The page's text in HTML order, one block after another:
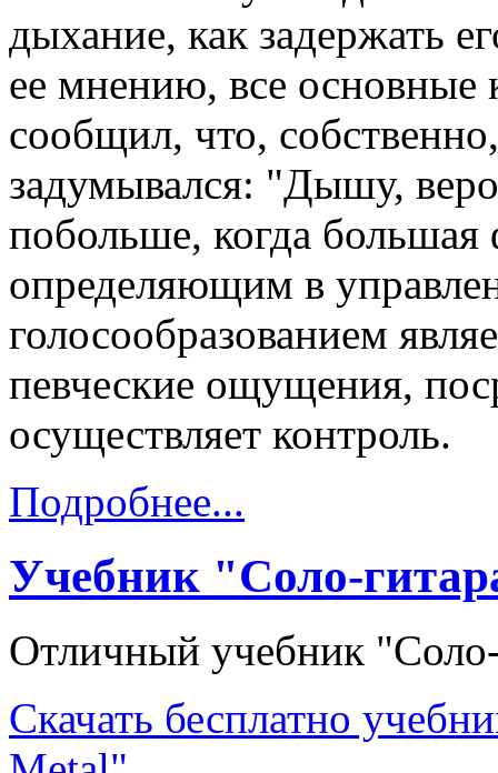
дыхание, как задержать
ее мнению, все основные
сообщил, что,
задумывался: "Дышу,
побольше, когда
определяющим в
голосообразованием
певческие ощущения,
осуществляет контроль.
Подробнее...
Учебник "Соло-
Отличный учебник
Скачать бесплатно